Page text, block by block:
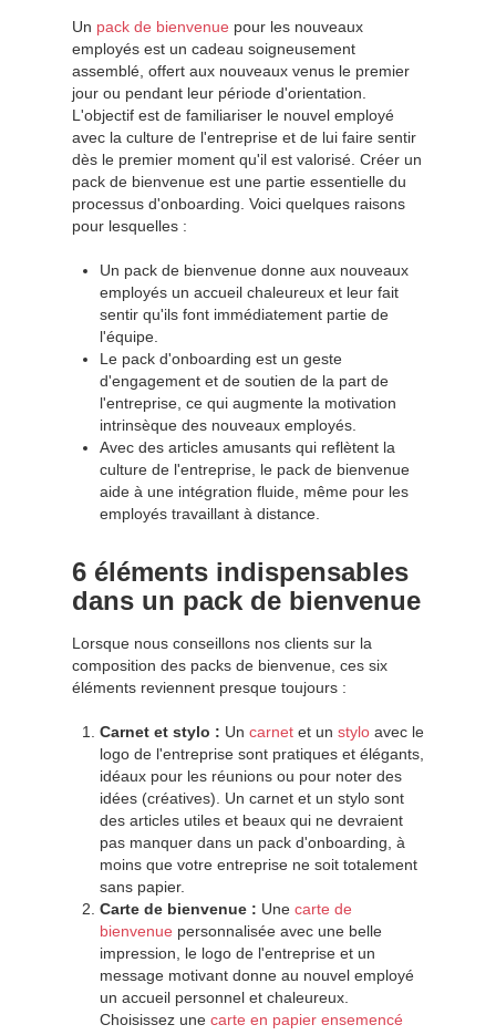
Un pack de bienvenue pour les nouveaux
employés est un cadeau soigneusement
assemblé, offert aux nouveaux venus le premier
jour ou pendant leur période d'orientation.
L'objectif est de familiariser le nouvel employé
avec la culture de l'entreprise et de lui faire sentir
dès le premier moment qu'il est valorisé. Créer un
pack de bienvenue est une partie essentielle du
processus d'onboarding. Voici quelques raisons
pour lesquelles :
Un pack de bienvenue donne aux nouveaux
employés un accueil chaleureux et leur fait
sentir qu'ils font immédiatement partie de
l'équipe.
Le pack d'onboarding est un geste
d'engagement et de soutien de la part de
l'entreprise, ce qui augmente la motivation
intrinsèque des nouveaux employés.
Avec des articles amusants qui reflètent la
culture de l'entreprise, le pack de bienvenue
aide à une intégration fluide, même pour les
employés travaillant à distance.
6 éléments indispensables
dans un pack de bienvenue
Lorsque nous conseillons nos clients sur la
composition des packs de bienvenue, ces six
éléments reviennent presque toujours :
Carnet et stylo : Un carnet et un stylo avec le
logo de l'entreprise sont pratiques et élégants,
idéaux pour les réunions ou pour noter des
idées (créatives). Un carnet et un stylo sont
des articles utiles et beaux qui ne devraient
pas manquer dans un pack d'onboarding, à
moins que votre entreprise ne soit totalement
sans papier.
Carte de bienvenue : Une carte de
bienvenue personnalisée avec une belle
impression, le logo de l'entreprise et un
message motivant donne au nouvel employé
un accueil personnel et chaleureux.
Choisissez une carte en papier ensemencé